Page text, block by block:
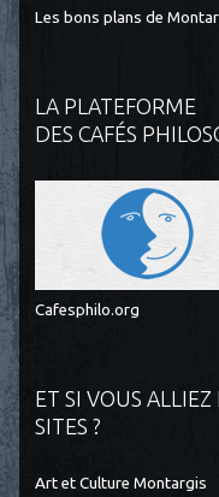
Les bons plans de
LA PLATEFORME
DES CAFÉS
Cafesphilo.org
ET SI VOUS ALLIEZ
SITES ?
Art et Culture Montargis